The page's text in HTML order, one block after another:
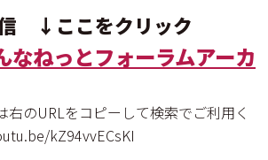
信 ↓ここをクリック
なねっとフォーラムアーカ
右のURLをコピーして検索でご利用く
kZ94vvECsKI